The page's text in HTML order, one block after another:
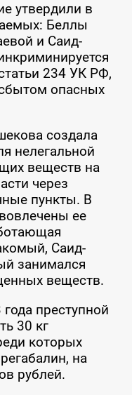
утвердили в
Беллы
и Саид-
234 УК РФ,
опасных
создала
нелегальной
веществ на
через
пункты. В
ее
Саид-
занимался
веществ.
преступной
30 кг
которых
на
рублей.